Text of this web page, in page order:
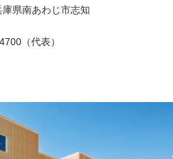
県南あわじ市志知
（代表）